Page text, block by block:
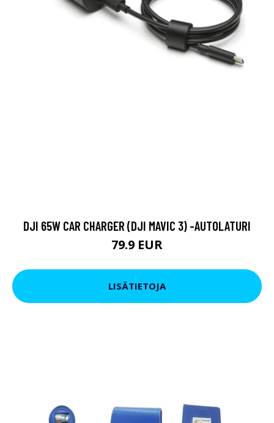
DJI 65W CAR CHARGER (DJI MAVIC 3) -AUTOLATURI
79.9 EUR
LISÄTIETOJA